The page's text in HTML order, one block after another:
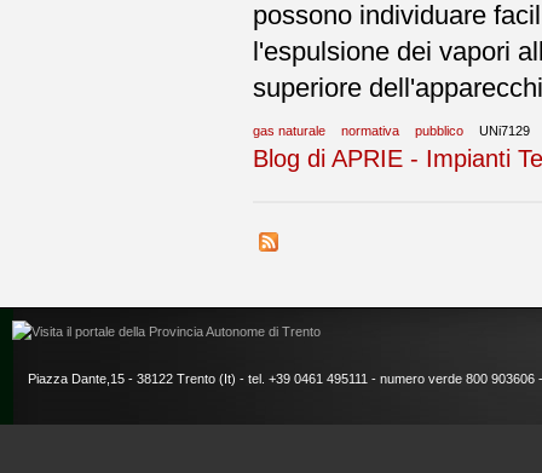
possono individuare
l'espulsione dei vapori
superiore
gas naturale normativa pubblico UNi7129
Blog di APRIE - Impianti
Piazza Dante,15 - 38122 Trento (It) - tel. +39 0461 495111 - numero verde 800 903606